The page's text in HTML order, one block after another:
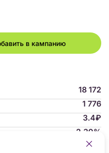
в кампанию
18 172
1 776
3.4₽
2.30%